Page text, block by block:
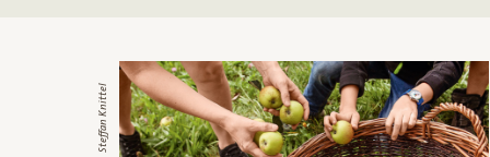
© Steffan Knittel